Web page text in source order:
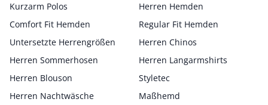
Kurzarm Polos
Herren Hemden
Comfort Fit Hemden
Regular Fit Hemden
Untersetzte Herrengrößen
Herren Chinos
Herren Sommerhosen
Herren Langarmshirts
Herren Blouson
Styletec
Herren Nachtwäsche
Maßhemd